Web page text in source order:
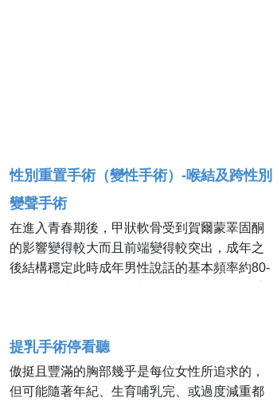
性別重置手術（變性手術）-喉結及跨性別
變聲手術
在進入青春期後，甲狀軟骨受到賀爾蒙睪固酮
的影響變得較大而且前端變得較突出，成年之
後結構穩定此時成年男性說話的基本頻率約80-
提乳手術停看聽
傲挺且豐滿的胸部幾乎是每位女性所追求的，
但可能隨著年紀、生育哺乳完、或過度減重都